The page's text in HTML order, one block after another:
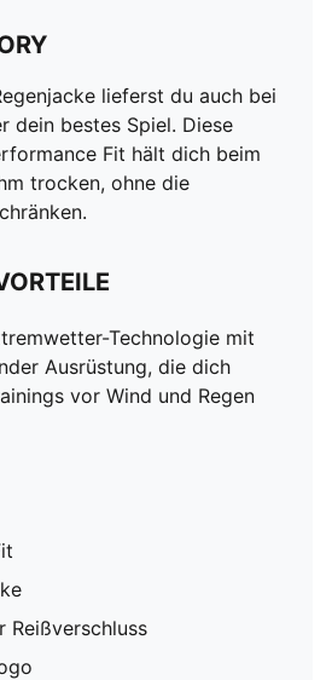
lieferst du auch bei
dein bestes Spiel. Diese
Fit hält dich beim
trocken, ohne die
Technologie mit
Ausrüstung, die dich
vor Wind und Regen
Reißverschluss